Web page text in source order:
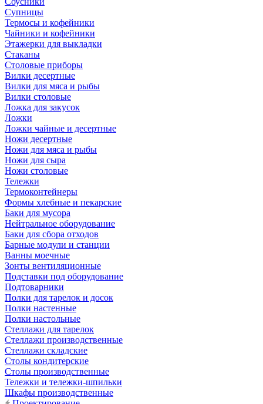
Супницы
Термосы и кофейники
Чайники и кофейники
Этажерки для выкладки
Стаканы
Столовые приборы
Вилки десертные
Вилки для мяса и рыбы
Вилки столовые
Ложка для закусок
Ложки
Ложки чайные и десертные
Ножи десертные
Ножи для мяса и рыбы
Ножи для сыра
Ножи столовые
Тележки
Термоконтейнеры
Формы хлебные и пекарские
Баки для мусора
Нейтральное оборудование
Баки для сбора отходов
Барные модули и станции
Ванны моечные
Зонты вентиляционные
Подставки под оборудование
Подтоварники
Полки для тарелок и досок
Полки настенные
Полки настольные
Стеллажи для тарелок
Стеллажи производственные
Стеллажи складские
Столы кондитерские
Столы производственные
Тележки и тележки-шпильки
Шкафы производственные